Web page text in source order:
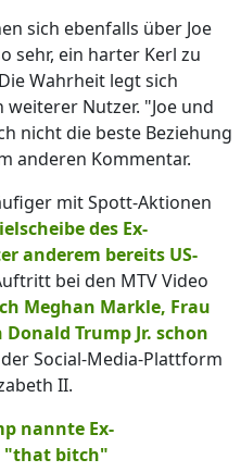
sich ebenfalls über Joe
sehr, ein harter Kerl zu
Wahrheit legt sich
Nutzer. "Joe und
nicht die beste Beziehung
anderen Kommentar.
mit Spott-Aktionen
des Ex-
anderem bereits US-
bei den MTV Video
Meghan Markle, Frau
Trump Jr. schon
Social-Media-Plattform
II.
nannte Ex-
"that bitch"